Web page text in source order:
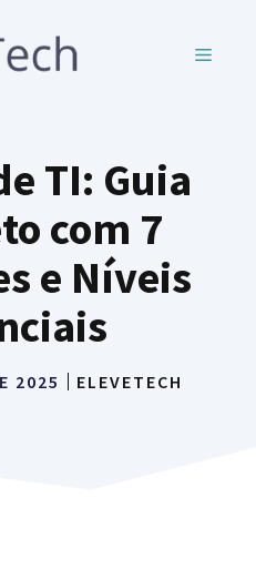
MENU
TI: Guia
com 7
e Níveis
2025 ELEVETECH